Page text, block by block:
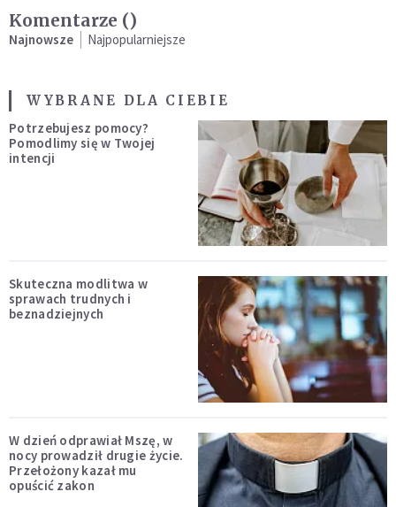
Komentarze ()
Najnowsze Najpopularniejsze
WYBRANE DLA CIEBIE
Potrzebujesz pomocy?
Pomodlimy się w Twojej
intencji
Skuteczna modlitwa w
sprawach trudnych i
beznadziejnych
W dzień odprawiał Mszę, w
nocy prowadził drugie życie.
Przełożony kazał mu
opuścić zakon